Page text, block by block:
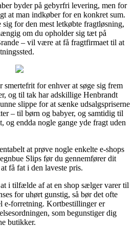
byder på gebyrfri levering, men for
at man indkøber for en konkret sum.
for den mest letkøbte fragtløsning,
om du opholder sig tæt på
– vil være at få fragtfirmaet til at
smertefrit for enhver at søge sig frem
og til tak har adskillige Henbrandt
slippe for at sænke udsalgspriserne
– til børn og babyer, og samtidig til
og endda nogle gange yde fragt uden
at prøve nogle enkelte e-shops
Slips før du gennemfører dit
få fat i den laveste pris.
i tilfælde af at en shop sælger varer til
for uhørt gunstig, så bør det ofte
e-forretning. Kortbestillinger er
som begunstiger dig
butikker.